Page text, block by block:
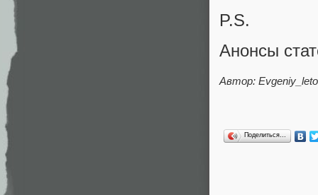
P.S.
Анонсы
Автор:
Поделиться…